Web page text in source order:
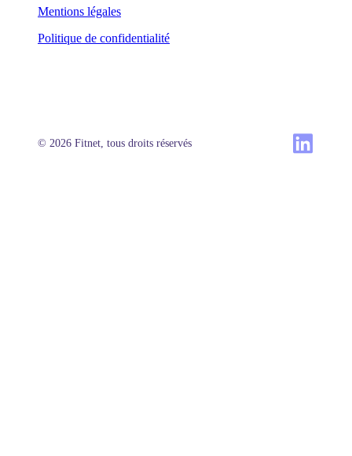
Mentions légales
Politique de confidentialité
© 2026 Fitnet, tous droits réservés